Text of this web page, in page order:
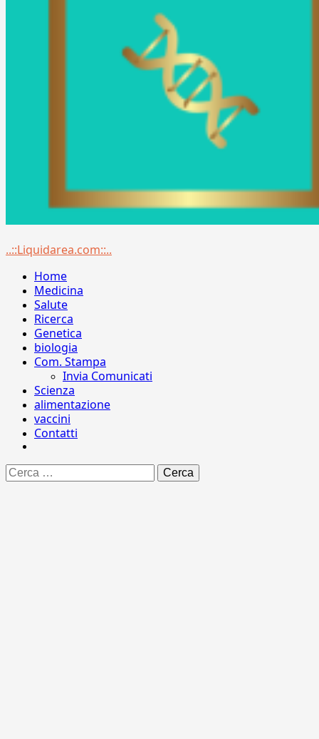
Menu
..::Liquidarea.com::..
Home
Medicina
Salute
Ricerca
Genetica
biologia
Com. Stampa
Invia Comunicati
Scienza
alimentazione
vaccini
Contatti
Ricerca
per: